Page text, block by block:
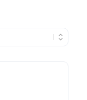
ремонт и
Более 10